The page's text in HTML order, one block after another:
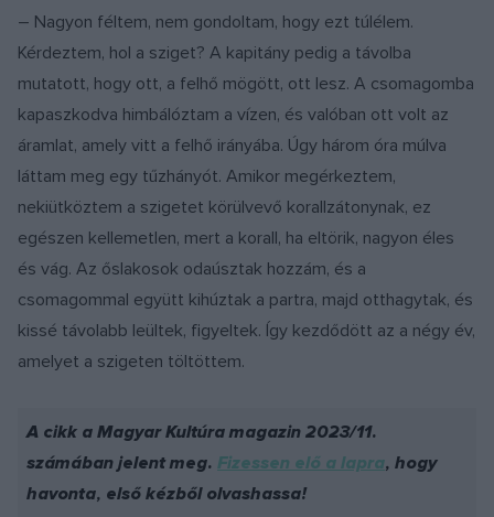
– Nagyon féltem, nem gondoltam, hogy ezt túlélem.
Kérdeztem, hol a sziget? A kapitány pedig a távolba
mutatott, hogy ott, a felhő mögött, ott lesz. A csomagomba
kapaszkodva himbálóztam a vízen, és valóban ott volt az
áramlat, amely vitt a felhő irányába. Úgy három óra múlva
láttam meg egy tűzhányót. Amikor megérkeztem,
nekiütköztem a szigetet körülvevő korallzátonynak, ez
egészen kellemetlen, mert a korall, ha eltörik, nagyon éles
és vág. Az őslakosok odaúsztak hozzám, és a
csomagommal együtt kihúztak a partra, majd otthagytak, és
kissé távolabb leültek, figyeltek. Így kezdődött az a négy év,
amelyet a szigeten töltöttem.
A cikk a Magyar Kultúra magazin 2023/11.
számában jelent meg. Fizessen elő a lapra, hogy
havonta, első kézből olvashassa!